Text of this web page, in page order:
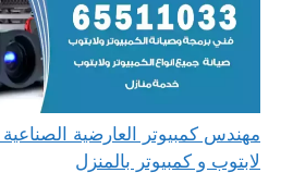
لابتوب و كمبيوتر بالمنزل